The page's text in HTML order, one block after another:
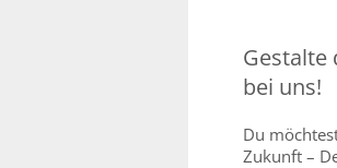
Gestalte
bei uns!
Du
Zukunft –